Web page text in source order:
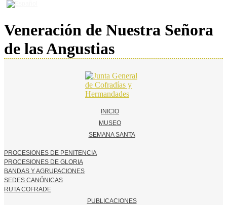
Veneración de Nuestra Señora
de las Angustias
INICIO
MUSEO
SEMANA SANTA
PROCESIONES DE PENITENCIA
PROCESIONES DE GLORIA
BANDAS Y AGRUPACIONES
SEDES CANÓNICAS
RUTA COFRADE
PUBLICACIONES